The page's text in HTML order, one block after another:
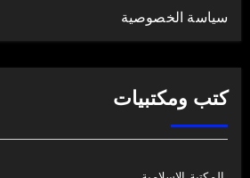
سياسة الخصوصية
كتب ومكتبيات